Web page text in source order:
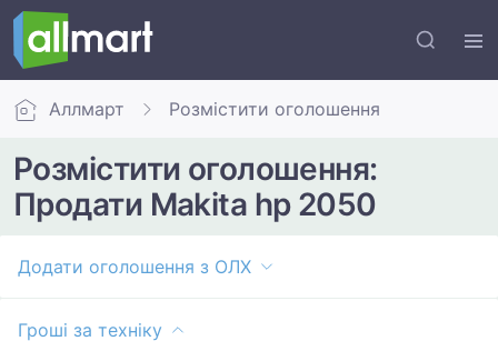
Аллмарт Розмістити оголошення
Розмістити оголошення:
Продати Makita hp 2050
Додати оголошення з ОЛХ
Гроші за техніку